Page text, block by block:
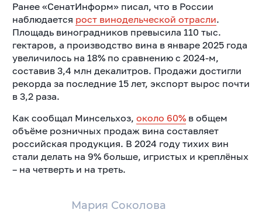
Мария Соколова
Ранее «СенатИнформ» писал, что в России
наблюдается рост винодельческой отрасли.
Площадь виноградников превысила 110 тыс.
гектаров, а производство вина в январе 2025 года
увеличилось на 18% по сравнению с 2024-м,
составив 3,4 млн декалитров. Продажи достигли
рекорда за последние 15 лет, экспорт вырос почти
в 3,2 раза.
Как сообщал Минсельхоз, около 60%в общем
объёме розничных продаж вина составляет
российская продукция. В 2024 году тихих вин
стали делать на 9% больше, игристых и креплёных
– на четверть и на треть.